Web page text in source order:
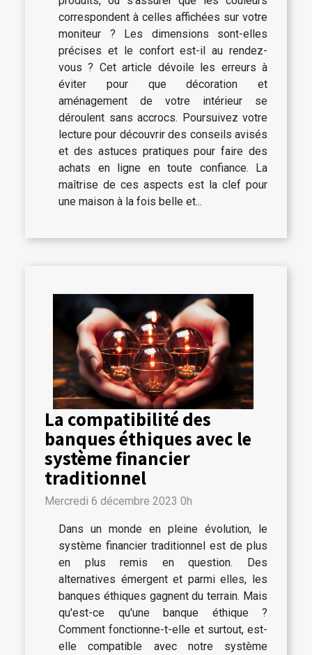
correspondent à celles affichées sur votre
moniteur ? Les dimensions sont-elles
précises et le confort est-il au rendez-
vous ? Cet article dévoile les erreurs à
éviter pour que décoration et
aménagement de votre intérieur se
déroulent sans accrocs. Poursuivez votre
lecture pour découvrir des conseils avisés
et des astuces pratiques pour faire des
achats en ligne en toute confiance. La
maîtrise de ces aspects est la clef pour
une maison à la fois belle et...
La compatibilité des
banques éthiques avec le
système financier
traditionnel
Mercredi 6 décembre 2023 0h
Dans un monde en pleine évolution, le
système financier traditionnel est de plus
en plus remis en question. Des
alternatives émergent et parmi elles, les
banques éthiques gagnent du terrain. Mais
qu'est-ce qu'une banque éthique ?
Comment fonctionne-t-elle et surtout, est-
elle compatible avec notre système